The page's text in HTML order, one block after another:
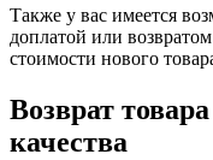
Также у вас имеется
доплатой или
стоимости нового
Возврат
качества